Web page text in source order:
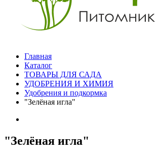
Главная
Каталог
ТОВАРЫ ДЛЯ САДА
УДОБРЕНИЯ И ХИМИЯ
Удобрения и подкормка
"Зелёная игла"
"Зелёная игла"